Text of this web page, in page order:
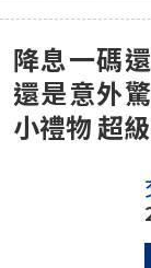
降息一碼
還是意外
小禮物 超